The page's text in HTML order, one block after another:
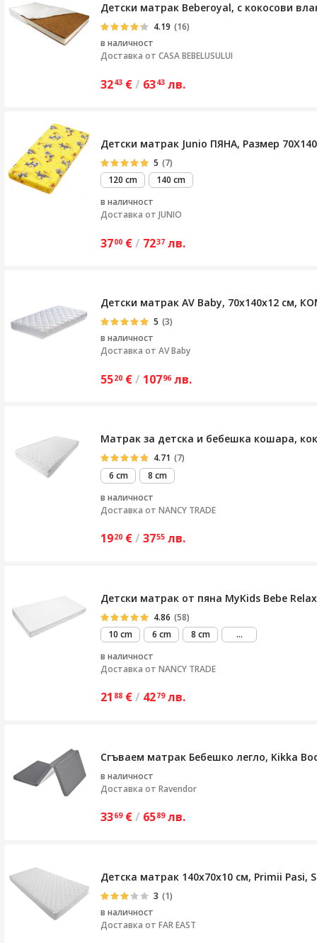
Детски матрак Beberoyal, с кокосови
4.19 (16)
в наличност
Доставка от CASA BEBELUSULUI
3243 €/ 6343 лв.
Детски матрак Junio ПЯНА, Размер
5 (7)
120 cm
140 cm
в наличност
Доставка от JUNIO
3700 €/ 7237 лв.
Детски матрак AV Baby, 70х140х12 см,
5 (3)
в наличност
Доставка от AV Baby
5520 €/ 10796 лв.
Матрак за детска и бебешка кошара,
4.71 (7)
6 cm
8 cm
в наличност
Доставка от NANCY TRADE
1920 €/ 3755 лв.
Детски матрак от пяна MyKids Bebe
4.86 (58)
10 cm
6 cm 8 cm ...виж
в наличност
Доставка от NANCY TRADE
21 88 €/ 4279 лв.
Сгъваем матрак Бебешко легло, Kikka
в наличност
Доставка от Ravendor
3369 €/ 6589 лв.
Детска матрак 140x70x10 см, Primii Pasi,
3 (1)
в наличност
Доставка от FAR EAST